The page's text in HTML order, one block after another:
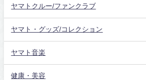
ヤマトクルー/ファンクラブ
ヤマト・グッズ/コレクション
ヤマト音楽
健康・美容